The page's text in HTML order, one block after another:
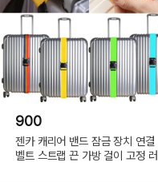
900
젠카 캐리어 밴드 잠금 장치 연결
벨트 스트랩 끈 가방 걸이 고정 러